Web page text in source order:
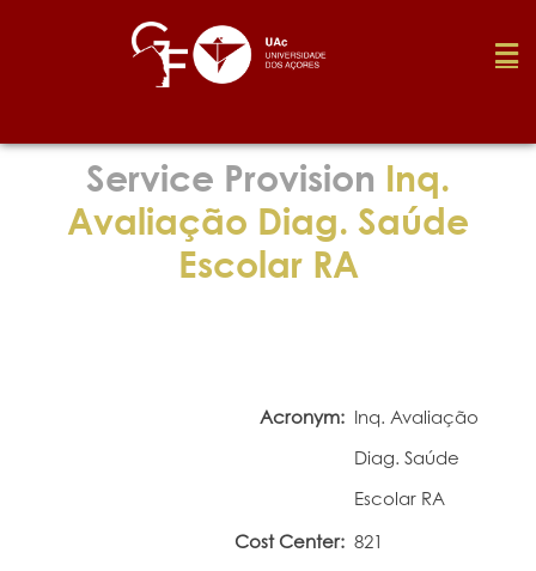
Foundation
Media
Service Provision Inq.
Avaliação Diag. Saúde
Escolar RA
Acronym: Inq. Avaliação
Diag. Saúde
Escolar RA
Cost Center: 821